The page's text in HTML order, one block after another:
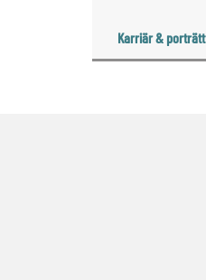
Karriär & porträtt